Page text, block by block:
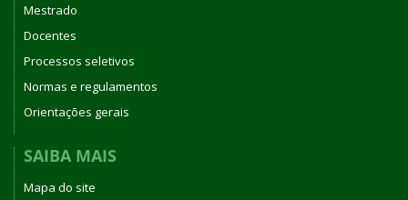
Mestrado
Docentes
Processos seletivos
Normas e regulamentos
Orientações gerais
SAIBA MAIS
Mapa do site